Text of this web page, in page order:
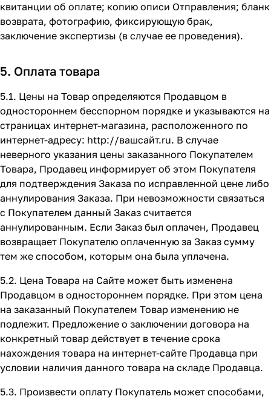
квитанции об оплате; копию описи Отправления; бланк
возврата, фотографию, фиксирующую брак,
заключение экспертизы (в случае ее проведения).
5. Оплата товара
5.1. Цены на Товар определяются Продавцом в
одностороннем бесспорном порядке и указываются на
страницах интернет-магазина, расположенного по
интернет-адресу: http://вашсайт.ru. В случае
неверного указания цены заказанного Покупателем
Товара, Продавец информирует об этом Покупателя
для подтверждения Заказа по исправленной цене либо
аннулирования Заказа. При невозможности связаться
с Покупателем данный Заказ считается
аннулированным. Если Заказ был оплачен, Продавец
возвращает Покупателю оплаченную за Заказ сумму
тем же способом, которым она была уплачена.
5.2. Цена Товара на Сайте может быть изменена
Продавцом в одностороннем порядке. При этом цена
на заказанный Покупателем Товар изменению не
подлежит. Предложение о заключении договора на
конкретный товар действует в течение срока
нахождения товара на интернет-сайте Продавца при
условии наличия данного товара на складе Продавца.
5.3. Произвести оплату Покупатель может способами,